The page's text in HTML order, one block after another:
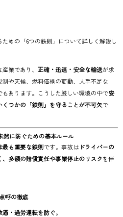
めの「6つの鉄則」について詳しく解説し
業であり、 正確・迅速・安全な輸送が求
や天候、燃料価格の変動、人手不足な
あります。こうした厳しい環境の中で安
つかの「鉄則」を守ることが不可欠で
に防ぐための基本ルール
最も重要な鉄則です。事故は ドライバーの
多額の賠償責任や事業停止のリスクを伴
呼の徹底
酒・過労運転を防ぐ。